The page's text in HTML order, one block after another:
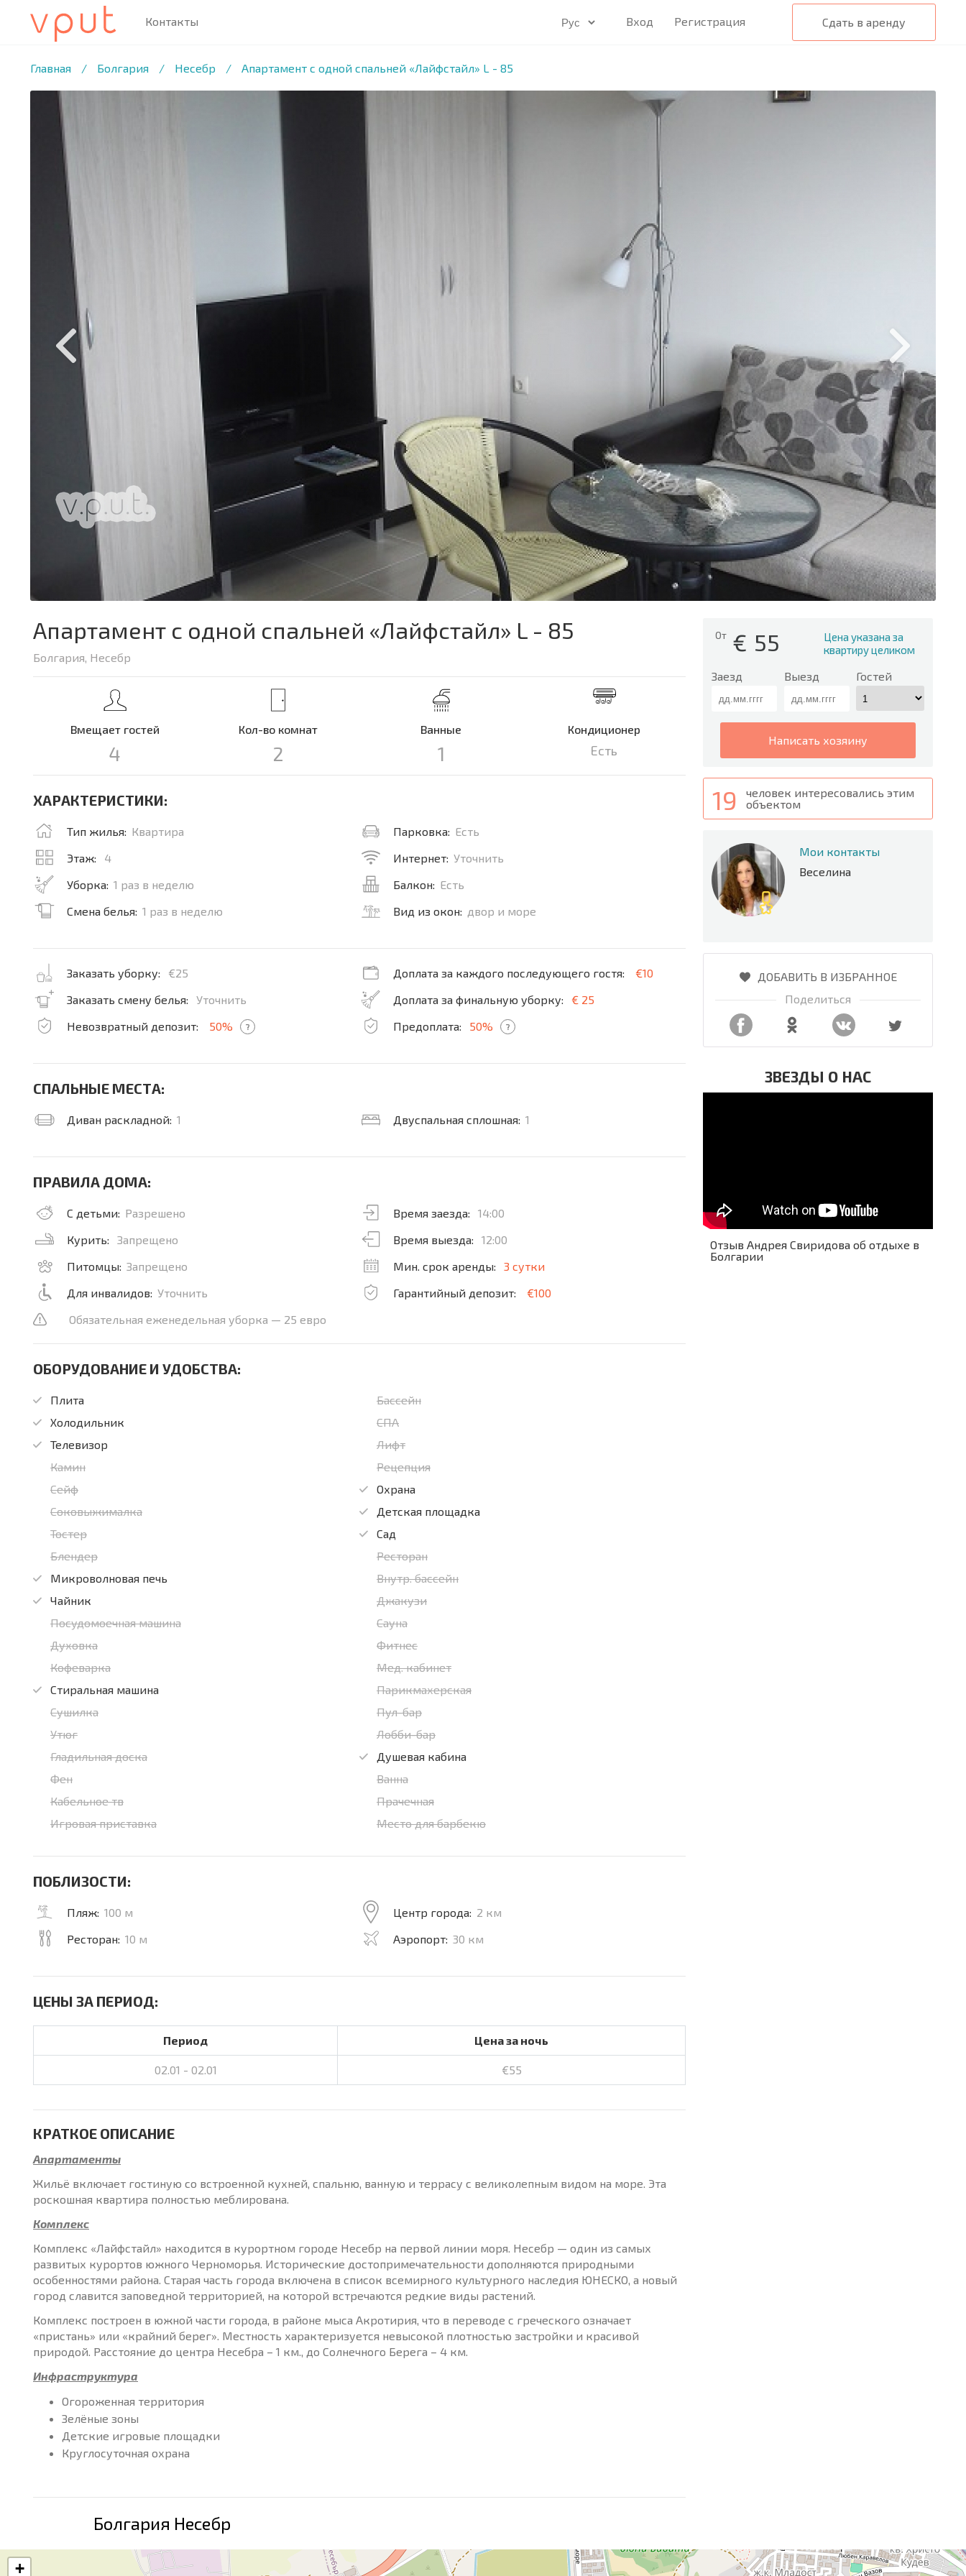
Сдать в аренду
Вход Регистрация
Контакты
Главная / Болгария / Несебр / Апартамент с одной спальней «Лайфстайл» L - 85
1 /22 ФОТО
От € 55
Цена указана за
квартиру целиком
Заезд Выезд Гостей
написать хозяину
19
человек интересовались этим
объектом
Мои контакты
Веселина
ДОБАВИТЬ В ИЗБРАННОЕ
Поделиться
ЗВЕЗДЫ О НАС
Отзыв Андрея Свиридова об отдыхе в
Болгарии
Апартамент с одной спальней «Лайфстайл» L - 85
Болгария, Несебр
Вмещает гостей
4
Кол-во комнат
2
Ванные
1
Кондиционер
Есть
ХАРАКТЕРИСТИКИ:
Тип жилья: Квартира
Этаж:
4
Уборка: 1 раз в неделю
Смена белья: 1 раз в неделю
Парковка: Есть
Интернет: Уточнить
Балкон: Есть
Вид из окон: двор и море
Заказать уборку:
€25
Заказать смену белья:
Уточнить
Невозвратный депозит:
50% ?
Доплата за каждого последующего гостя:
€10
Доплата за финальную уборку:
€ 25
Предоплата:
50% ?
СПАЛЬНЫЕ МЕСТА:
Диван раскладной: 1 Двуспальная сплошная: 1
ПРАВИЛА ДОМА:
С детьми: Разрешено
Курить:
Запрещено
Питомцы: Запрещено
Для инвалидов: Уточнить
Время заезда:
14:00
Время выезда:
12:00
Мин. срок аренды:
3 сутки
Гарантийный депозит:
€100
Обязательная еженедельная уборка — 25 евро
ОБОРУДОВАНИЕ И УДОБСТВА:
Плита
Холодильник
Телевизор
Камин
Сейф
Соковыжималка
Тостер
Блендер
Микроволновая печь
Чайник
Посудомоечная машина
Духовка
Кофеварка
Стиральная машина
Сушилка
Утюг
Гладильная доска
Фен
Кабельное тв
Игровая приставка
Бассейн
СПА
Лифт
Рецепция
Охрана
Детская площадка
Сад
Ресторан
Внутр. бассейн
Джакузи
Сауна
Фитнес
Мед. кабинет
Парикмахерская
Пул-бар
Лобби-бар
Душевая кабина
Ванна
Прачечная
Место для барбекю
ПОБЛИЗОСТИ:
Пляж: 100 м
Ресторан: 10 м
Центр города: 2 км
Аэропорт: 30 км
ЦЕНЫ ЗА ПЕРИОД:
Период Цена за ночь
02.01 - 02.01 €55
КРАТКОЕ ОПИСАНИЕ
Апартаменты
Жильё включает гостиную со встроенной кухней, спальню, ванную и террасу с великолепным видом на море. Эта
роскошная квартира полностью меблирована.
Комплекс
Комплекс «Лайфстайл» находится в курортном городе Несебр на первой линии моря. Несебр — один из самых
развитых курортов южного Черноморья. Исторические достопримечательности дополняются природными
особенностями района. Старая часть города включена в список всемирного культурного наследия ЮНЕСКО, а новый
город славится заповедной территорией, на которой встречаются редкие виды растений.
Комплекс построен в южной части города, в районе мыса Акротирия, что в переводе с греческого означает
«пристань» или «крайний берег». Местность характеризуется невысокой плотностью застройки и красивой
природой. Расстояние до центра Несебра – 1 км., до Солнечного Берега – 4 км.
Инфраструктура
Огороженная территория
Зелёные зоны
Детские игровые площадки
Круглосуточная охрана
Болгария Несебр
+